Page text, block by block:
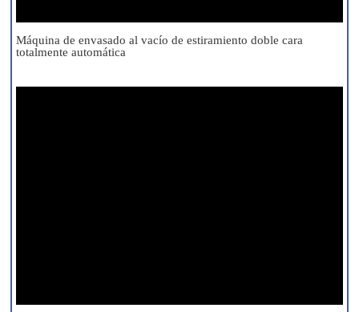
Máquina de envasado al vacío de estiramiento doble cara
totalmente automática